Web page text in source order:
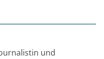
und